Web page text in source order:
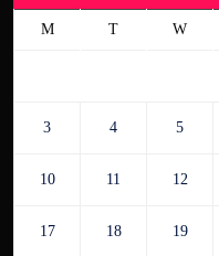
M T W
3 4 5
10 11 12
17 18 19